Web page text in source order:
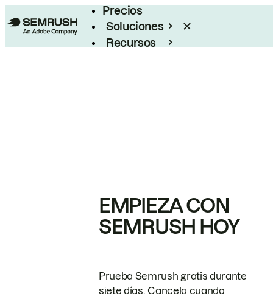
Precios
Soluciones
Recursos
EMPIEZA CON
SEMRUSH HOY
Prueba Semrush gratis durante
siete días. Cancela cuando